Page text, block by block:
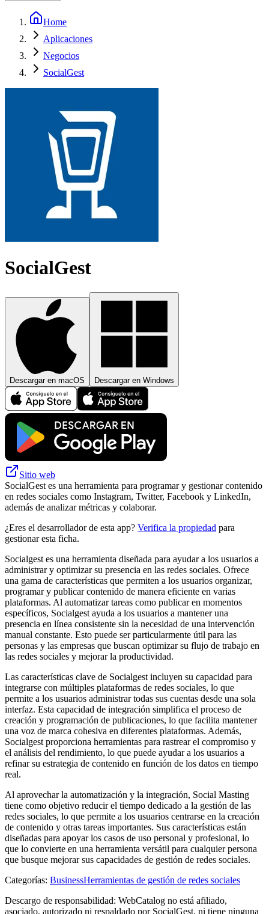
Home
Aplicaciones
Negocios
SocialGest
SocialGest
Descargar en macOS Descargar en Windows
Sitio web
SocialGest es una herramienta para programar y gestionar contenido
en redes sociales como Instagram, Twitter, Facebook y LinkedIn,
además de analizar métricas y colaborar.
¿Eres el desarrollador de esta app? Verifica la propiedad para
gestionar esta ficha.
Socialgest es una herramienta diseñada para ayudar a los usuarios a
administrar y optimizar su presencia en las redes sociales. Ofrece
una gama de características que permiten a los usuarios organizar,
programar y publicar contenido de manera eficiente en varias
plataformas. Al automatizar tareas como publicar en momentos
específicos, Socialgest ayuda a los usuarios a mantener una
presencia en línea consistente sin la necesidad de una intervención
manual constante. Esto puede ser particularmente útil para las
personas y las empresas que buscan optimizar su flujo de trabajo en
las redes sociales y mejorar la productividad.
Las características clave de Socialgest incluyen su capacidad para
integrarse con múltiples plataformas de redes sociales, lo que
permite a los usuarios administrar todas sus cuentas desde una sola
interfaz. Esta capacidad de integración simplifica el proceso de
creación y programación de publicaciones, lo que facilita mantener
una voz de marca cohesiva en diferentes plataformas. Además,
Socialgest proporciona herramientas para rastrear el compromiso y
el análisis del rendimiento, lo que puede ayudar a los usuarios a
refinar su estrategia de contenido en función de los datos en tiempo
real.
Al aprovechar la automatización y la integración, Social Masting
tiene como objetivo reducir el tiempo dedicado a la gestión de las
redes sociales, lo que permite a los usuarios centrarse en la creación
de contenido y otras tareas importantes. Sus características están
diseñadas para apoyar los casos de uso personal y profesional, lo
que lo convierte en una herramienta versátil para cualquier persona
que busque mejorar sus capacidades de gestión de redes sociales.
Categorías: BusinessHerramientas de gestión de redes sociales
Descargo de responsabilidad: WebCatalog no está afiliado,
asociado, autorizado ni respaldado por SocialGest, ni tiene ninguna